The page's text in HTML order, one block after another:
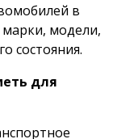
в
модели,
состояния.
для